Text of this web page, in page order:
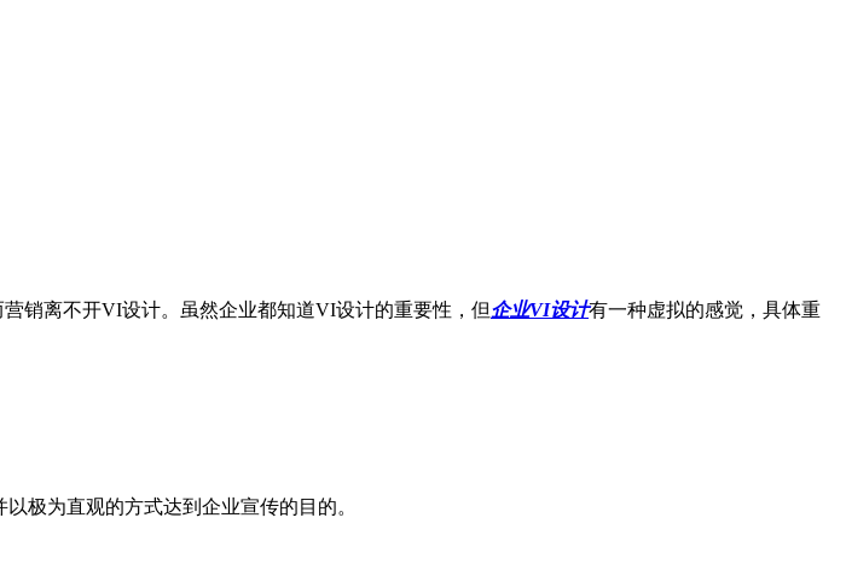
离不开VI设计。虽然企业都知道VI设计的重要性，但企业VI设计有一种虚拟的感觉，具体重
为直观的方式达到企业宣传的目的。